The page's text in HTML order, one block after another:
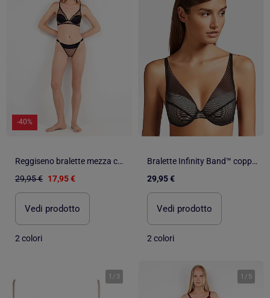
-40%
Reggiseno bralette mezza coppa
29,95 € 17,95 €
Vedi prodotto
2 colori
Bralette Infinity Band™ coppe B e C
29,95 €
Vedi prodotto
2 colori
1 / 3 1 / 5